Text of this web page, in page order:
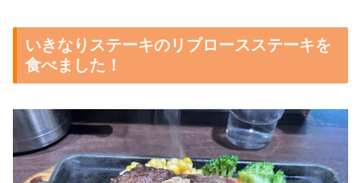
いきなりステーキのリブロースステーキを
食べました！